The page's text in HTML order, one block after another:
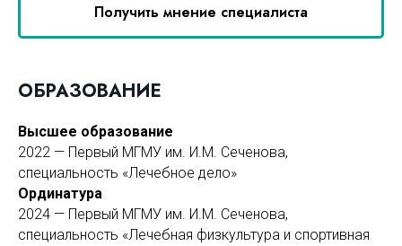
Получить мнение специалиста
ОБРАЗОВАНИЕ
Высшее образование
2022 — Первый МГМУ им. И.М. Сеченова,
специальность «Лечебное дело»
Ординатура
2024 — Первый МГМУ им. И.М. Сеченова,
специальность «Лечебная физкультура и спортивная